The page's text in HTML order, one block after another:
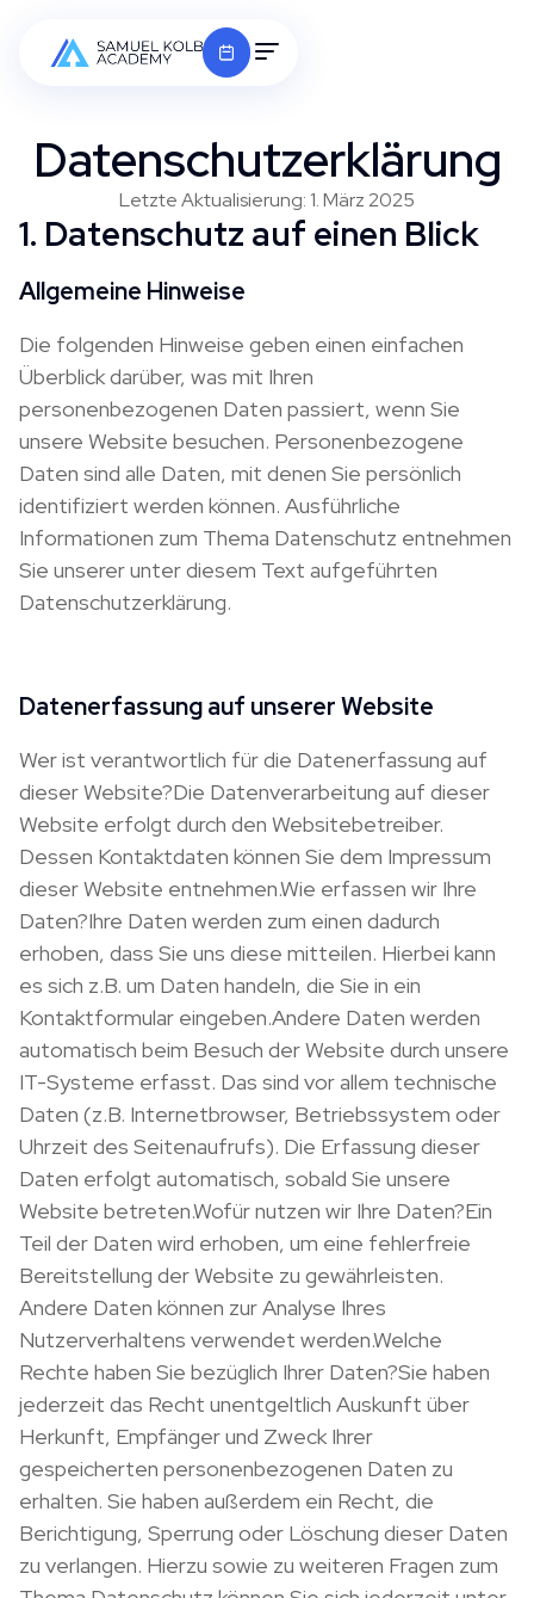
Datenschutzerklärung
Letzte Aktualisierung: 1. März 2025
1. Datenschutz auf einen Blick
Allgemeine Hinweise
Die folgenden Hinweise geben einen einfachen
Überblick darüber, was mit Ihren
personenbezogenen Daten passiert, wenn Sie
unsere Website besuchen. Personenbezogene
Daten sind alle Daten, mit denen Sie persönlich
identifiziert werden können. Ausführliche
Informationen zum Thema Datenschutz entnehmen
Sie unserer unter diesem Text aufgeführten
Datenschutzerklärung.
Datenerfassung auf unserer Website
Wer ist verantwortlich für die Datenerfassung auf
dieser Website?Die Datenverarbeitung auf dieser
Website erfolgt durch den Websitebetreiber.
Dessen Kontaktdaten können Sie dem Impressum
dieser Website entnehmen.Wie erfassen wir Ihre
Daten?Ihre Daten werden zum einen dadurch
erhoben, dass Sie uns diese mitteilen. Hierbei kann
es sich z.B. um Daten handeln, die Sie in ein
Kontaktformular eingeben.Andere Daten werden
automatisch beim Besuch der Website durch unsere
IT-Systeme erfasst. Das sind vor allem technische
Daten (z.B. Internetbrowser, Betriebssystem oder
Uhrzeit des Seitenaufrufs). Die Erfassung dieser
Daten erfolgt automatisch, sobald Sie unsere
Website betreten.Wofür nutzen wir Ihre Daten?Ein
Teil der Daten wird erhoben, um eine fehlerfreie
Bereitstellung der Website zu gewährleisten.
Andere Daten können zur Analyse Ihres
Nutzerverhaltens verwendet werden.Welche
Rechte haben Sie bezüglich Ihrer Daten?Sie haben
jederzeit das Recht unentgeltlich Auskunft über
Herkunft, Empfänger und Zweck Ihrer
gespeicherten personenbezogenen Daten zu
erhalten. Sie haben außerdem ein Recht, die
Berichtigung, Sperrung oder Löschung dieser Daten
zu verlangen. Hierzu sowie zu weiteren Fragen zum